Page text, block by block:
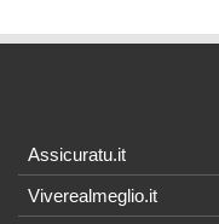
Assicuratu.it
Viverealmeglio.it